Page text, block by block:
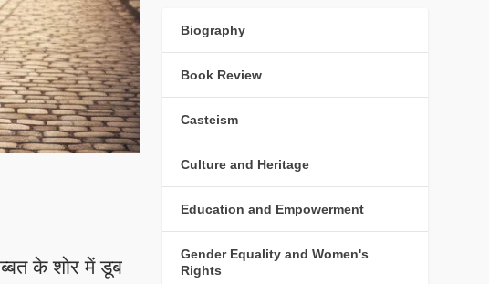
के शोर में डूब
Biography
Book Review
Casteism
Culture and Heritage
Education and Empowerment
Gender Equality and Women's
Rights